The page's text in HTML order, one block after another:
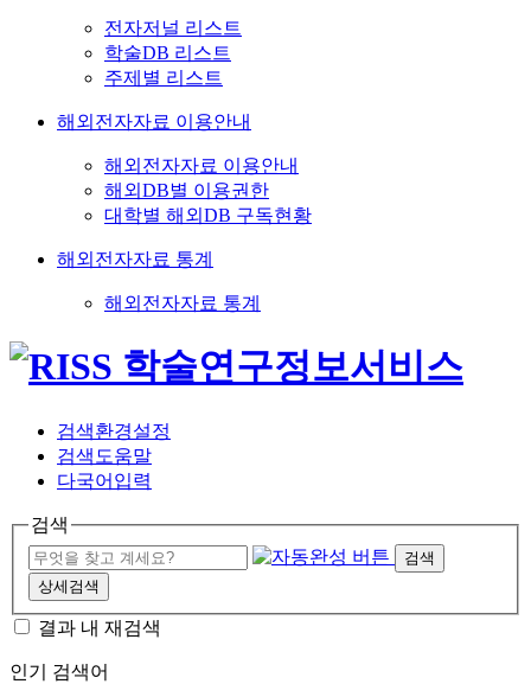
전자저널 리스트
학술DB 리스트
주제별 리스트
해외전자자료 이용안내
해외전자자료 이용안내
해외DB별 이용권한
대학별 해외DB 구독현황
해외전자자료 통계
해외전자자료 통계
검색환경설정
검색도움말
다국어입력
검색
검색
상세검색
결과 내 재검색
인기 검색어